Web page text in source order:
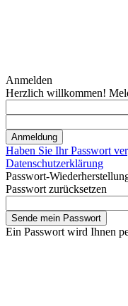
Anmelden
Herzlich willkommen!
Haben Sie Ihr Passwort
Datenschutzerklärung
Passwort-
Passwort zurücksetzen
Ein Passwort wird Ihnen